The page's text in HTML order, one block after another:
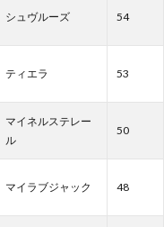
シュヴルーズ 54
ティエラ 53
マイネルステレー
ル
50
マイラブジャック 48